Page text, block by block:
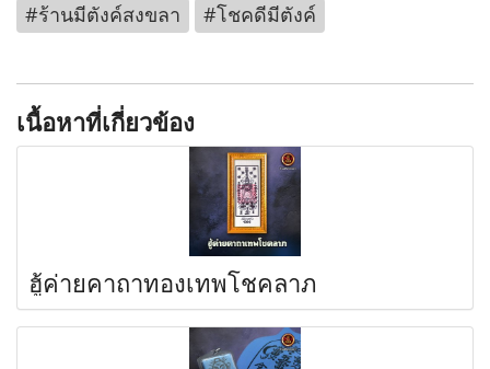
#ร้านมีตังค์สงขลา
#โชคดีมีตังค์
เนื้อหาที่เกี่ยวข้อง
ฮู้ค่ายคาถาทองเทพโชคลาภ